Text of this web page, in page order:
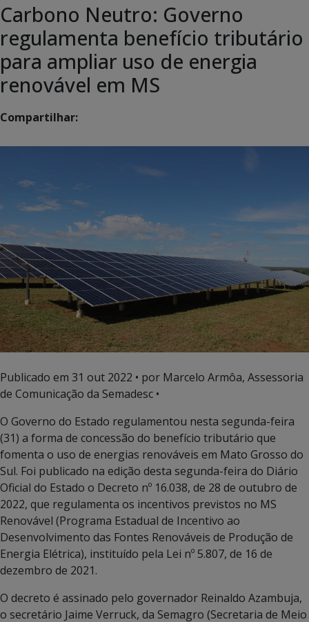
Carbono Neutro: Governo
regulamenta benefício tributário
para ampliar uso de energia
renovável em MS
Compartilhar:
Publicado em 31 out 2022 • por Marcelo Armôa, Assessoria
de Comunicação da Semadesc •
O Governo do Estado regulamentou nesta segunda-feira
(31) a forma de concessão do benefício tributário que
fomenta o uso de energias renováveis em Mato Grosso do
Sul. Foi publicado na edição desta segunda-feira do Diário
Oficial do Estado o Decreto nº 16.038, de 28 de outubro de
2022, que regulamenta os incentivos previstos no MS
Renovável (Programa Estadual de Incentivo ao
Desenvolvimento das Fontes Renováveis de Produção de
Energia Elétrica), instituído pela Lei nº 5.807, de 16 de
dezembro de 2021.
O decreto é assinado pelo governador Reinaldo Azambuja,
o secretário Jaime Verruck, da Semagro (Secretaria de Meio